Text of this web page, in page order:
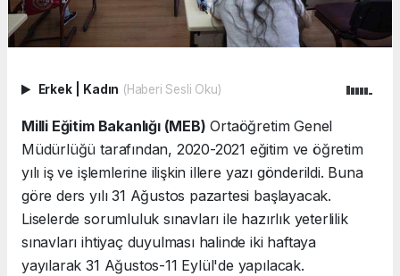
Erkek Kadın (Haberi Sesli Oku)
Milli Eğitim Bakanlığı (MEB) Ortaöğretim Genel
Müdürlüğü tarafından, 2020-2021 eğitim ve öğretim
yılı iş ve işlemlerine ilişkin illere yazı gönderildi. Buna
göre ders yılı 31 Ağustos pazartesi başlayacak.
Liselerde sorumluluk sınavları ile hazırlık yeterlilik
sınavları ihtiyaç duyulması halinde iki haftaya
yayılarak 31 Ağustos-11 Eylül'de yapılacak.